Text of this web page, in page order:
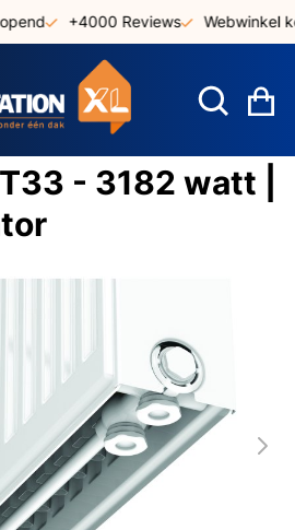
+4000 Reviews Webwinkel
- 3182 watt |